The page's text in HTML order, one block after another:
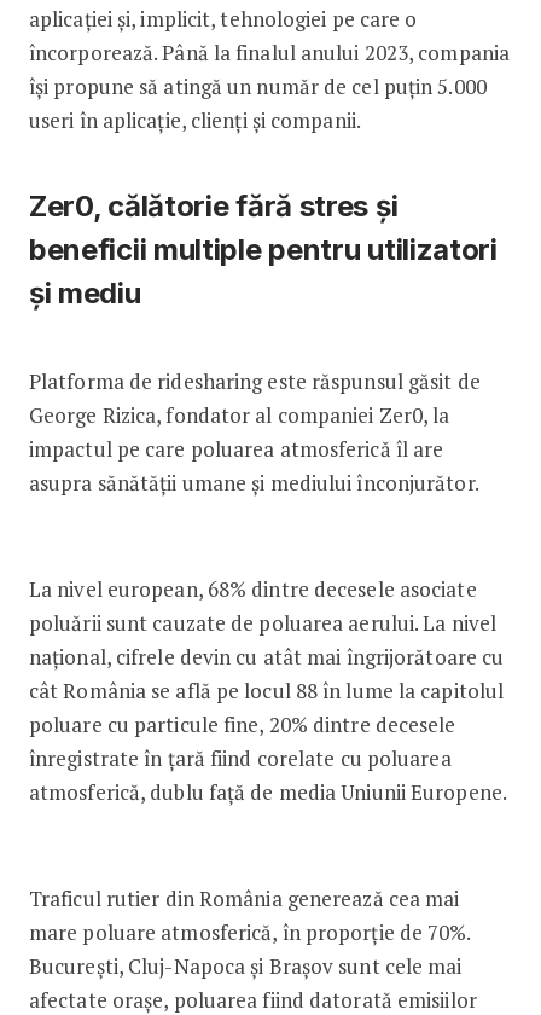
aplicației și, implicit, tehnologiei pe care o
încorporează. Până la finalul anului 2023, compania
își propune să atingă un număr de cel puțin 5.000
useri în aplicație, clienți și companii.
Zer0, călătorie fără stres și
beneficii multiple pentru utilizatori
și mediu
Platforma de ridesharing este răspunsul găsit de
George Rizica, fondator al companiei Zer0, la
impactul pe care poluarea atmosferică îl are
asupra sănătății umane și mediului înconjurător.
La nivel european, 68% dintre decesele asociate
poluării sunt cauzate de poluarea aerului. La nivel
național, cifrele devin cu atât mai îngrijorătoare cu
cât România se află pe locul 88 în lume la capitolul
poluare cu particule fine, 20% dintre decesele
înregistrate în țară fiind corelate cu poluarea
atmosferică, dublu față de media Uniunii Europene.
Traficul rutier din România generează cea mai
mare poluare atmosferică, în proporție de 70%.
București, Cluj-Napoca și Brașov sunt cele mai
afectate orașe, poluarea fiind datorată emisiilor